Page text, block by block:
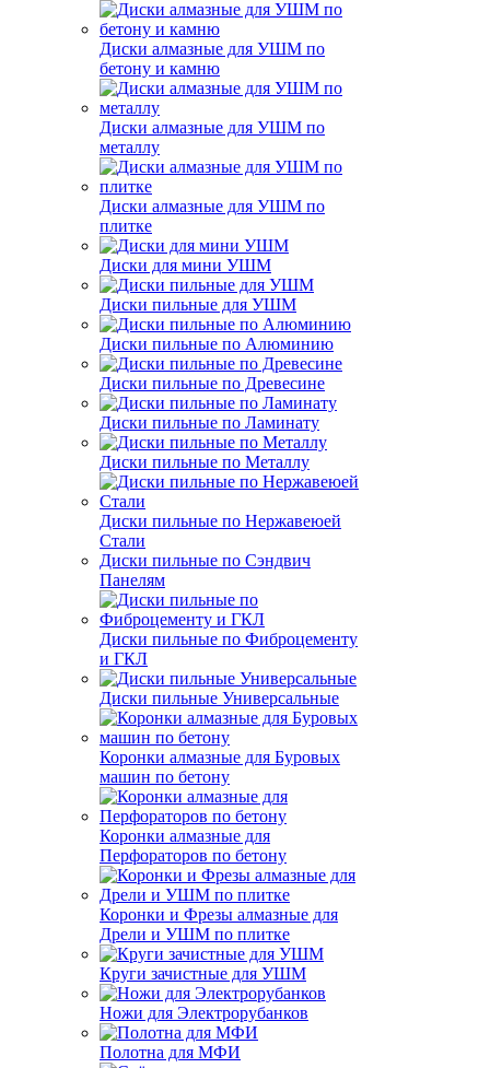
Диски алмазные для УШМ по
бетону и камню
Диски алмазные для УШМ по
металлу
Диски алмазные для УШМ по
плитке
Диски для мини УШМ
Диски пильные для УШМ
Диски пильные по Алюминию
Диски пильные по Древесине
Диски пильные по Ламинату
Диски пильные по Металлу
Диски пильные по Нержавеюей
Стали
Диски пильные по Сэндвич
Панелям
Диски пильные по Фиброцементу
и ГКЛ
Диски пильные Универсальные
Коронки алмазные для Буровых
машин по бетону
Коронки алмазные для
Перфораторов по бетону
Коронки и Фрезы алмазные для
Дрели и УШМ по плитке
Круги зачистные для УШМ
Ножи для Электрорубанков
Полотна для МФИ